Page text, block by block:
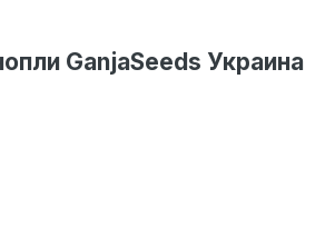
GanjaSeeds Украина